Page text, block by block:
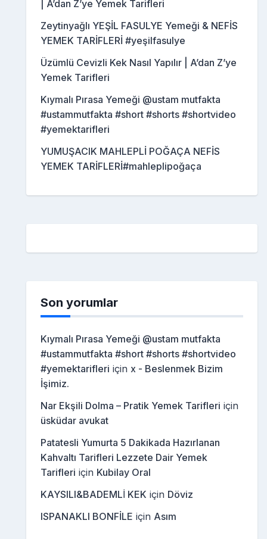
| A’dan Z’ye Yemek Tarifleri
Zeytinyağlı YEŞİL FASULYE Yemeği & NEFİS
YEMEK TARİFLERİ #yeşilfasulye
Üzümlü Cevizli Kek Nasıl Yapılır | A’dan Z’ye
Yemek Tarifleri
Kıymalı Pırasa Yemeği @ustam mutfakta
#ustammutfakta #short #shorts #shortvideo
#yemektarifleri
YUMUŞACIK MAHLEPLİ POĞAÇA NEFİS
YEMEK TARİFLERİ#mahleplipoğaça
Son yorumlar
Kıymalı Pırasa Yemeği @ustam mutfakta
#ustammutfakta #short #shorts #shortvideo
#yemektarifleri için x - Beslenmek Bizim
İşimiz.
Nar Ekşili Dolma – Pratik Yemek Tarifleri için
üsküdar avukat
Patatesli Yumurta 5 Dakikada Hazırlanan
Kahvaltı Tarifleri Lezzete Dair Yemek
Tarifleri için Kubilay Oral
KAYSILI&BADEMLİ KEK için Döviz
ISPANAKLI BONFİLE için Asım